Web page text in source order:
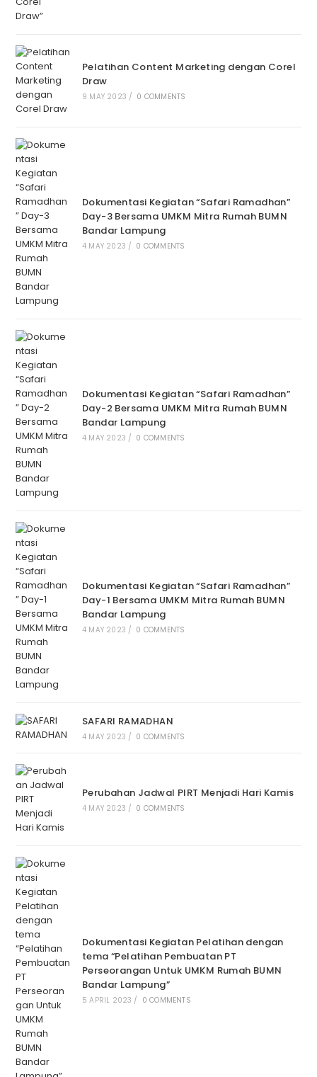
Pelatihan Content Marketing dengan Corel
Draw
9 MAY 2023 / 0 COMMENTS
Dokumentasi Kegiatan “Safari Ramadhan”
Day-3 Bersama UMKM Mitra Rumah BUMN
Bandar Lampung
4 MAY 2023 / 0 COMMENTS
Dokumentasi Kegiatan “Safari Ramadhan”
Day-2 Bersama UMKM Mitra Rumah BUMN
Bandar Lampung
4 MAY 2023 / 0 COMMENTS
Dokumentasi Kegiatan “Safari Ramadhan”
Day-1 Bersama UMKM Mitra Rumah BUMN
Bandar Lampung
4 MAY 2023 / 0 COMMENTS
SAFARI RAMADHAN
4 MAY 2023 / 0 COMMENTS
Perubahan Jadwal PIRT Menjadi Hari Kamis
4 MAY 2023 / 0 COMMENTS
Dokumentasi Kegiatan Pelatihan dengan
tema “Pelatihan Pembuatan PT
Perseorangan Untuk UMKM Rumah BUMN
Bandar Lampung”
5 APRIL 2023 / 0 COMMENTS